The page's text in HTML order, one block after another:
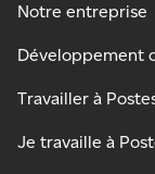
Notre entreprise
Développement
Travailler à
Je travaille à